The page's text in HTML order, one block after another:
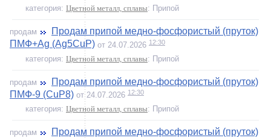
категория: Цветной металл, сплавы: Припой
продам
Продам припой медно-фосфористый (пруток)
ПМФ+Ag (Ag5CuP) от 24.07.2026 12:30
категория: Цветной металл, сплавы: Припой
продам
Продам припой медно-фосфористый (пруток)
ПМФ-9 (CuP8) от 24.07.2026 12:30
категория: Цветной металл, сплавы: Припой
продам
Продам припой медно-фосфористый (пруток)